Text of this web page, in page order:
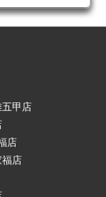
甲店
店
店